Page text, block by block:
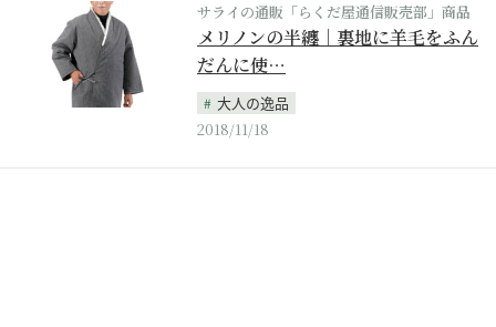
サライの通販「らくだ屋通信販売部」商品
メリノンの半纏｜裏地に羊毛をふん
だんに使…
大人の逸品
2018/11/18